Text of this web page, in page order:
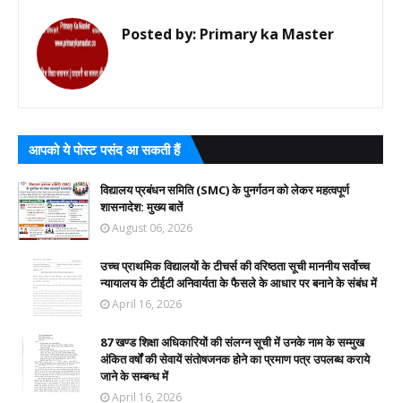
Posted by: Primary ka Master
आपको ये पोस्ट पसंद आ सकती हैं
विद्यालय प्रबंधन समिति (SMC) के पुनर्गठन को लेकर महत्वपूर्ण
शासनादेश: मुख्य बातें
August 06, 2026
उच्च प्राथमिक विद्यालयों के टीचर्स की वरिष्ठता सूची माननीय सर्वोच्च
न्यायालय के टीईटी अनिवार्यता के फैसले के आधार पर बनाने के संबंध में
April 16, 2026
87 खण्ड शिक्षा अधिकारियों की संलग्न सूची में उनके नाम के सम्मुख
अंकित वर्षों की सेवायें संतोषजनक होने का प्रमाण पत्र उपलब्ध कराये
जाने के सम्बन्ध में
April 16, 2026